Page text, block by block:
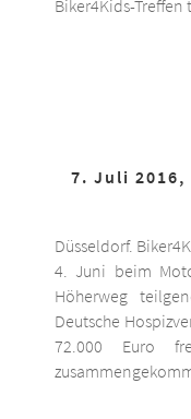
Biker4Kids-Treffen
7. Juli
Düsseldorf.
4. Juni beim
Höherweg
Deutsche
72.000 Euro